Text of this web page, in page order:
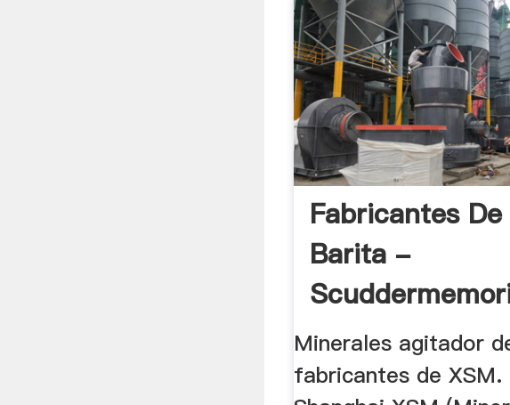
Fabricantes De
Barita -
Minerales agitador
fabricantes de XSM.